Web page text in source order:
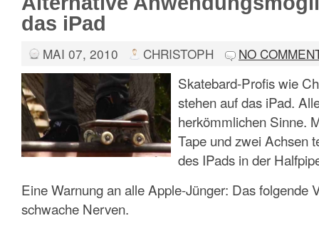
das iPad
MAI 07, 2010 CHRISTOPH NO
Skatebard-Profis wie
stehen auf das iPad.
herkömmlichen Sinne.
Tape und zwei Achsen
des IPads in der
Eine Warnung an alle Apple-Jünger: Das folgende
schwache Nerven.